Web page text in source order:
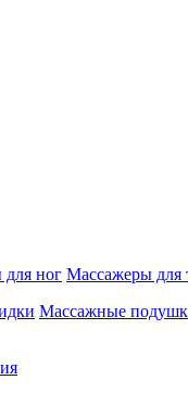
ног Массажеры для
Массажные